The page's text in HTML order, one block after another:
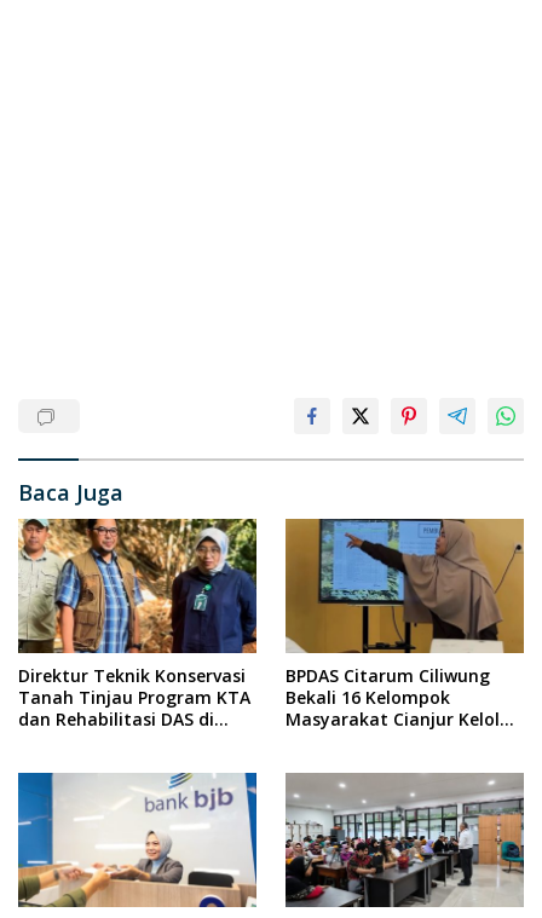
Baca Juga
Direktur Teknik Konservasi
Tanah Tinjau Program KTA
dan Rehabilitasi DAS di
BPDAS Citarum Ciliwung
Bekali 16 Kelompok
Masyarakat Cianjur Kelola